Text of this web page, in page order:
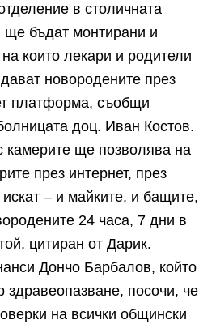
в столичната
бъдат монтирани и
които лекари и родители
новородените през
платформа, съобщи
доц. Иван Костов.
камерите ще позволява на
през интернет, през
– и майките, и бащите,
24 часа, 7 дни в
цитиран от Дарик.
Дончо Барбалов, който
здравеопазване, посочи, че
на всички общински